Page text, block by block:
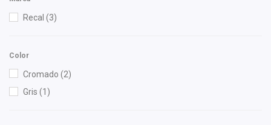
Recal (3)
Color
Cromado (2)
Gris (1)